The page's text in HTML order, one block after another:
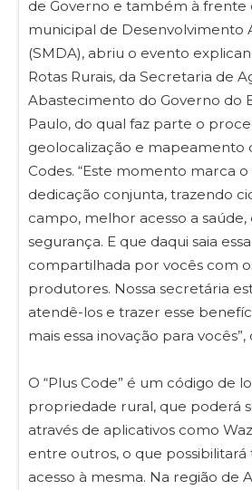
de Governo e também à frente
municipal de Desenvolvimento
(SMDA), abriu o evento
Rotas Rurais, da Secretaria de
Abastecimento do Governo do
Paulo, do qual faz parte o
geolocalização e mapeamento
Codes. “Este momento marca
dedicação conjunta, trazendo
campo, melhor acesso a saúde,
segurança. E que daqui saia
compartilhada por vocês com
produtores. Nossa secretária
atendê-los e trazer esse
mais essa inovação para
O “Plus Code” é um código de
propriedade rural, que poderá
através de aplicativos como
entre outros, o que possibilitará
acesso à mesma. Na região de